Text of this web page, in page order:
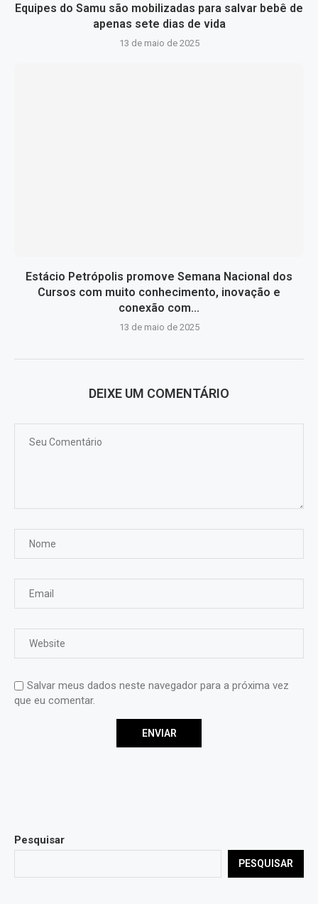
Equipes do Samu são mobilizadas para salvar bebê de
apenas sete dias de vida
13 de maio de 2025
Estácio Petrópolis promove Semana Nacional dos
Cursos com muito conhecimento, inovação e
conexão com...
13 de maio de 2025
DEIXE UM COMENTÁRIO
Salvar meus dados neste navegador para a próxima vez
que eu comentar.
Pesquisar
PESQUISAR